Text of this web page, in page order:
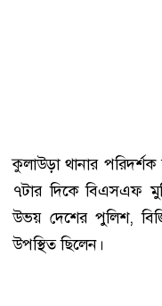
কুলাউড়া থানার
৭টার দিকে বিএসএফ
উভয় দেশের পুলিশ,
উপস্থিত ছিলেন।